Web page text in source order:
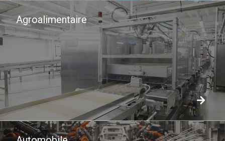
Agroalimentaire